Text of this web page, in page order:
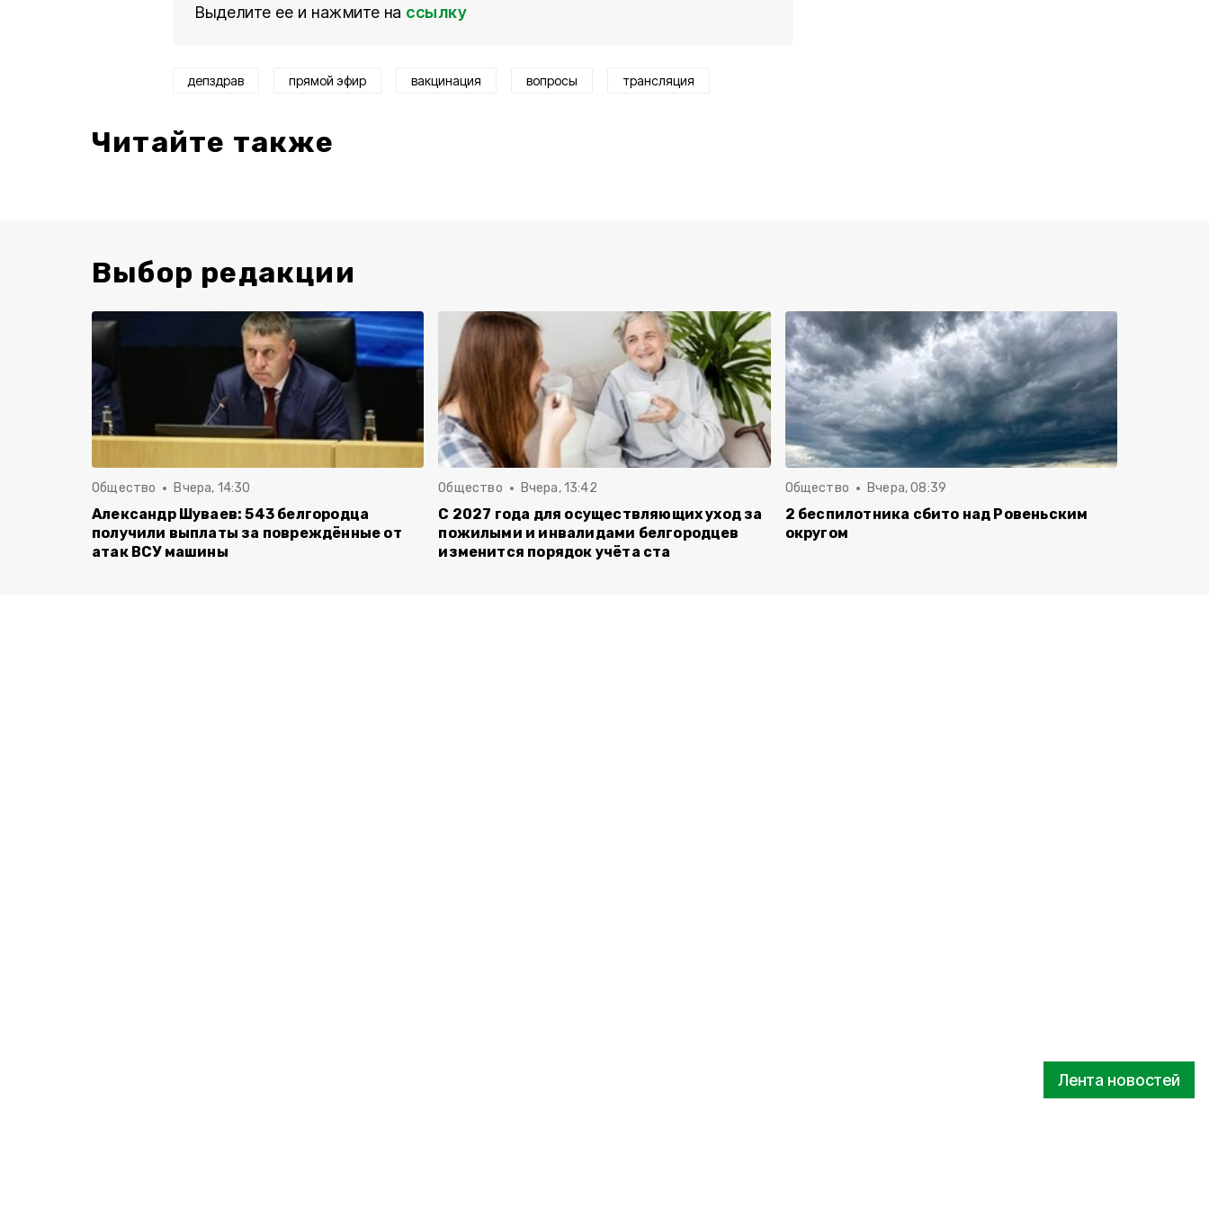
Лента новостей
Выделите ее и нажмите на ссылку
депздрав прямой эфир вакцинация вопросы трансляция
Читайте также
Выбор редакции
Общество Вчера, 14:30
Александр Шуваев: 543 белгородца
получили выплаты за повреждённые от
атак ВСУ машины
Общество Вчера, 13:42
С 2027 года для осуществляющих уход за
пожилыми и инвалидами белгородцев
изменится порядок учёта ста
Общество Вчера, 08:39
2 беспилотника сбито над Ровеньским
округом